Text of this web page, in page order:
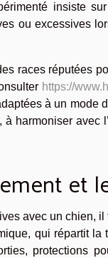
insiste
ou excessives
races réputées
https://
à un mode
à harmoniser
et
avec un chien,
qui répartit
protections